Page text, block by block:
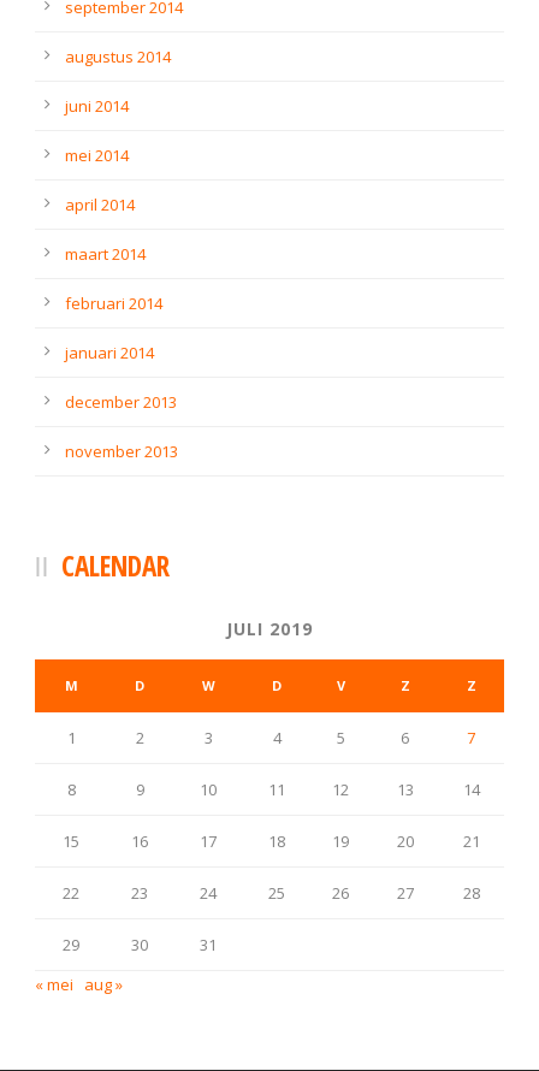
september 2014
augustus 2014
juni 2014
mei 2014
april 2014
maart 2014
februari 2014
januari 2014
december 2013
november 2013
CALENDAR
JULI 2019
M D W D V Z Z
1 2 3 4 5 6 7
8 9 10 11 12 13 14
15 16 17 18 19 20 21
22 23 24 25 26 27 28
29 30
31
« mei
aug »